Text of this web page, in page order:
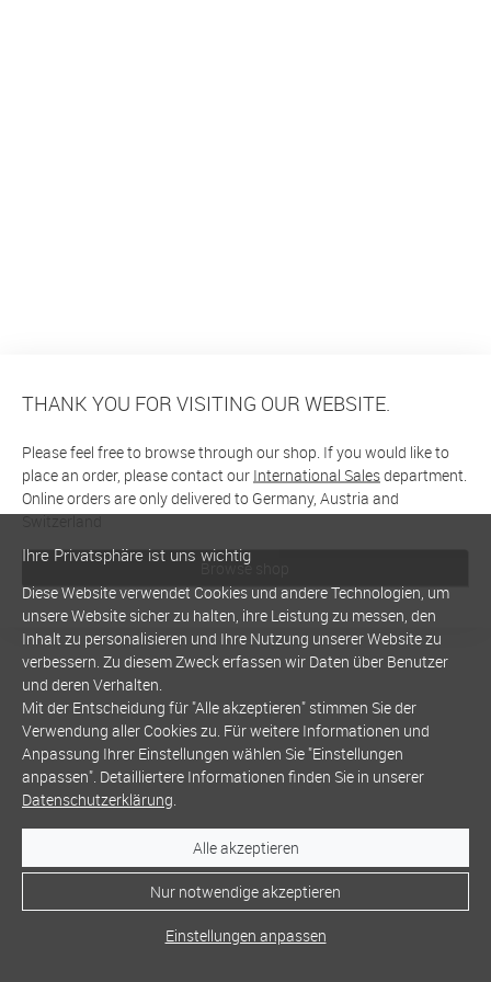
THANK YOU FOR VISITING OUR WEBSITE.
Please feel free to browse through our shop. If you would like to
place an order, please contact our International Salesdepartment.
Online orders are only delivered to Germany, Austria and
Switzerland
Browse shop
Ihre Privatsphäre ist uns wichtig
Diese Website verwendet Cookies und andere Technologien, um
unsere Website sicher zu halten, ihre Leistung zu messen, den
Inhalt zu personalisieren und Ihre Nutzung unserer Website zu
verbessern. Zu diesem Zweck erfassen wir Daten über Benutzer
und deren Verhalten.
Mit der Entscheidung für "Alle akzeptieren" stimmen Sie der
Verwendung aller Cookies zu. Für weitere Informationen und
Anpassung Ihrer Einstellungen wählen Sie "Einstellungen
anpassen". Detailliertere Informationen finden Sie in unserer
Datenschutzerklärung.
Alle akzeptieren
Nur notwendige akzeptieren
Einstellungen anpassen